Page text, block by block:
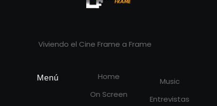
Viviendo el Cine Frame a Frame
Menú
Home
On Screen
Music
Entrevistas